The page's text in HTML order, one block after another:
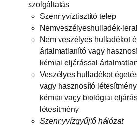
szolgáltatás
Szennyvíztisztító telep
Nemveszélyeshulladék-
Nem veszélyes hulladékot
ártalmatlanító vagy
kémiai eljárással
Veszélyes hulladékot
vagy hasznosító
kémiai vagy biológiai
létesítmény
Szennyvízgyűjtő hálózat